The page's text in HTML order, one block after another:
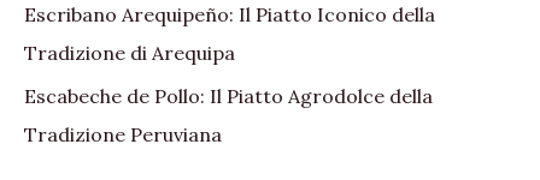
Escribano Arequipeño: Il Piatto Iconico della
Tradizione di Arequipa
Escabeche de Pollo: Il Piatto Agrodolce della
Tradizione Peruviana